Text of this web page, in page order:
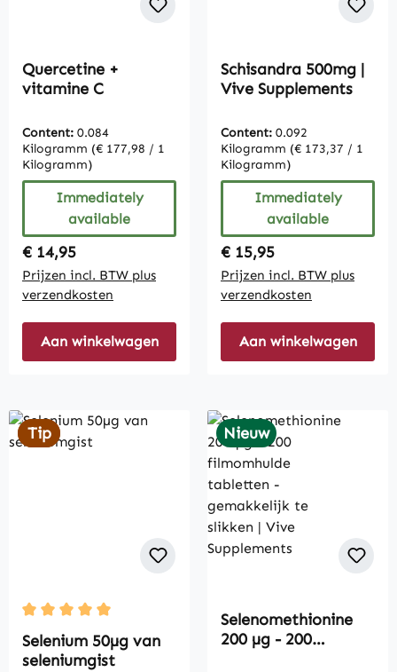
Quercetine +
vitamine C
Content: 0.084
Kilogramm (€ 177,98 / 1
Kilogramm)
Immediately
available
Regular price:
€ 14,95
Prijzen incl. BTW plus
verzendkosten
Aan winkelwagen
Schisandra 500mg |
Vive Supplements
Content: 0.092
Kilogramm (€ 173,37 / 1
Kilogramm)
Immediately
available
Regular price:
€ 15,95
Prijzen incl. BTW plus
verzendkosten
Aan winkelwagen
Tip
Tip
Average rating of 5 out of 5 stars
Selenium 50µg van
seleniumgist
Nieuw
Selenomethionine
200 µg - 200